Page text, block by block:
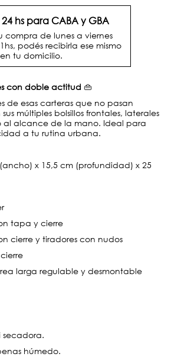
hs para CABA y GBA
de lunes a viernes
podés recibirla ese mismo
tu domicilio.
con doble actitud 👜
de esas carteras que no pasan
múltiples bolsillos frontales, laterales
al alcance de la mano. Ideal para
a tu rutina urbana.
x 15,5 cm (profundidad) x 25
tapa y cierre
cierre y tiradores con nudos
larga regulable y desmontable
secadora.
húmedo.